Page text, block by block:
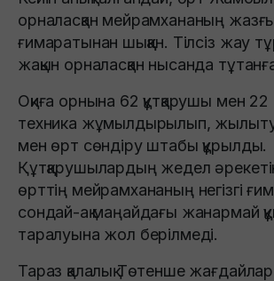
орналасқан мейрамхананың жазғы
ғимаратынан шыққан. Тілсіз жау
жақын орналасқан нысанда
Оқиға орнына 62 құтқарушы мен 22
техника жұмылдырылып, жылыту
мен өрт сөндіру штабы құрылды.
Құтқарушылардың жедел
өрттің мейрамхананың негізгі
сондай-ақ маңайдағы жанармай
таралуына жол берілмеді.
Тараз қалалық Төтенше жағдайлар